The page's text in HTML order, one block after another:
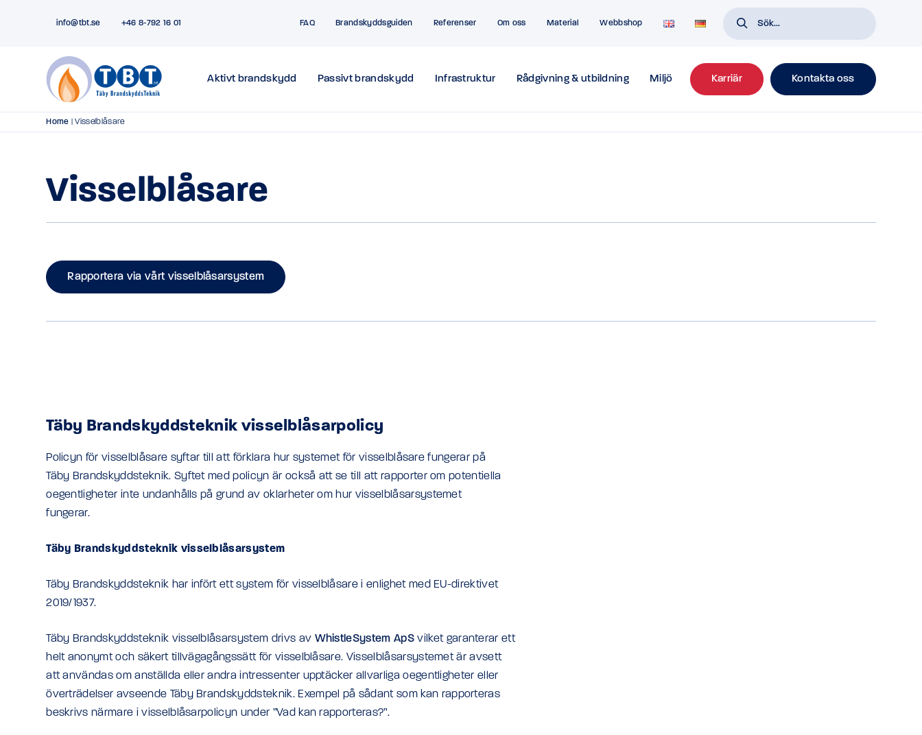
info@tbt.se +46 8-792 16 01 FAQ Brandskyddsguiden Referenser Om oss Material Webbshop
Aktivt brandskydd Passivt brandskydd Infrastruktur Rådgivning & utbildning Miljö Karriär Kontakta oss
Home |Visselblåsare
Visselblåsare
Rapportera via vårt visselblåsarsystem
Täby Brandskyddsteknik visselblåsarpolicy
Policyn för visselblåsare syftar till att förklara hur systemet för visselblåsare fungerar på
Täby Brandskyddsteknik. Syftet med policyn är också att se till att rapporter om potentiella
oegentligheter inte undanhålls på grund av oklarheter om hur visselblåsarsystemet
fungerar.
Täby Brandskyddsteknik visselblåsarsystem
Täby Brandskyddsteknik har infört ett system för visselblåsare i enlighet med EU-direktivet
2019/1937.
Täby Brandskyddsteknik visselblåsarsystem drivs av WhistleSystem ApSvilket garanterar ett
helt anonymt och säkert tillvägagångssätt för visselblåsare. Visselblåsarsystemet är avsett
att användas om anställda eller andra intressenter upptäcker allvarliga oegentligheter eller
överträdelser avseende Täby Brandskyddsteknik. Exempel på sådant som kan rapporteras
beskrivs närmare i visselblåsarpolicyn under ”Vad kan rapporteras?”.